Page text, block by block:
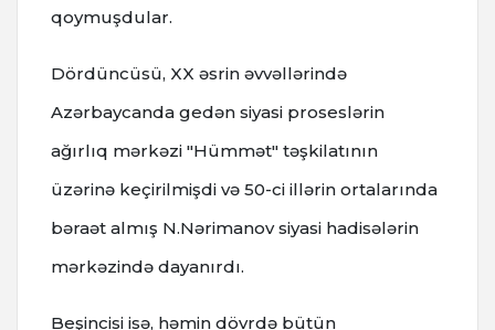
qoymuşdular.
Dördüncüsü, XX əsrin əvvəllərində
Azərbaycanda gedən siyasi proseslərin
ağırlıq mərkəzi "Hümmət" təşkilatının
üzərinə keçirilmişdi və 50-ci illərin ortalarında
bəraət almış N.Nərimanov siyasi hadisələrin
mərkəzində dayanırdı.
Beşincisi isə, həmin dövrdə bütün